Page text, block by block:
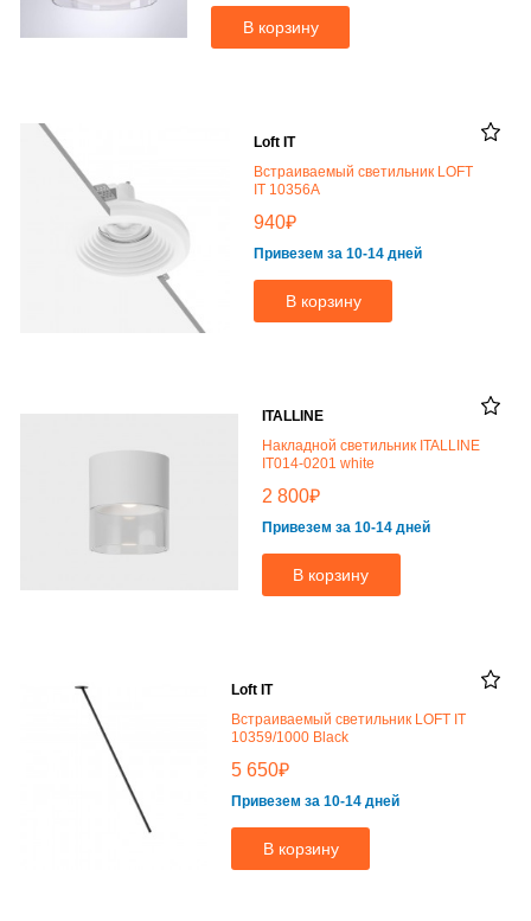
В корзину
Loft IT
Встраиваемый светильник LOFT
IT 10356A
940₽
Привезем за 10-14 дней
В корзину
ITALLINE
Накладной светильник ITALLINE
IT014-0201 white
2 800₽
Привезем за 10-14 дней
В корзину
Loft IT
Встраиваемый светильник LOFT IT
10359/1000 Black
5 650₽
Привезем за 10-14 дней
В корзину